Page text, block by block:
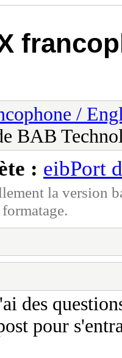
/
BAB
: eibPort
la version
des
pour